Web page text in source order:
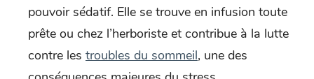
pouvoir sédatif. Elle se trouve en infusion toute
prête ou chez l’herboriste et contribue à la lutte
contre les troubles du sommeil, une des